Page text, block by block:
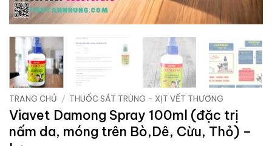
TRANG CHỦ / THUỐC SÁT TRÙNG - XỊT VẾT THƯƠNG
Viavet Damong Spray 100ml (đặc trị
nấm da, móng trên Bò,Dê, Cừu, Thỏ) –